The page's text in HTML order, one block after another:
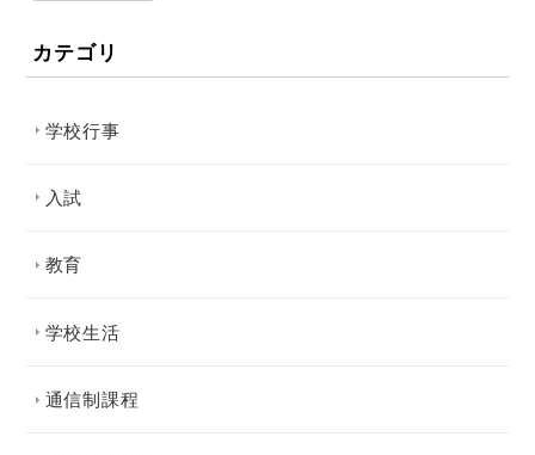
カテゴリ
学校行事
入試
教育
学校生活
通信制課程